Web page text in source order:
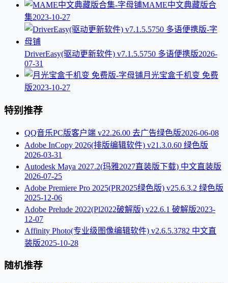
MAME中文典藏版合
集2023-10-27
DriverEasy(驱动更新软件) v7.1.5.5750 多语便携版2026-
07-31
月光宝盒千机变 免费
版2023-10-27
特别推荐
QQ音乐PC版客户端 v22.26.00 去广告绿色版2026-06-08
Adobe InCopy 2026(排版编辑软件) v21.3.0.60 绿色版
2026-03-31
Autodesk Maya 2027.2(玛雅2027直装版下载) 中文直装版
2026-07-25
Adobe Premiere Pro 2025(PR2025绿色版) v25.6.3.2 绿色版
2025-12-06
Adobe Prelude 2022(Pl2022破解版) v22.6.1 破解版2023-
12-07
Affinity Photo(专业级图像编辑软件) v2.6.5.3782 中文直
装版2025-10-28
随机推荐